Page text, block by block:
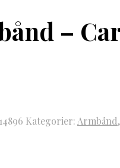
–
Kategorier: Armbånd,